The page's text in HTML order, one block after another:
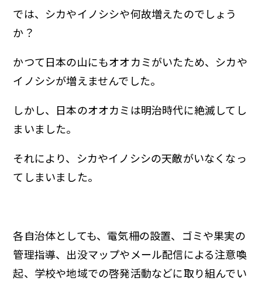
では、シカやイノシシや何故増えたのでしょう
か？
かつて日本の山にもオオカミがいたため、シカや
イノシシが増えませんでした。
しかし、日本のオオカミは明治時代に絶滅してし
まいました。
それにより、シカやイノシシの天敵がいなくなっ
てしまいました。
各自治体としても、電気柵の設置、ゴミや果実の
管理指導、出没マップやメール配信による注意喚
起、学校や地域での啓発活動などに取り組んでい